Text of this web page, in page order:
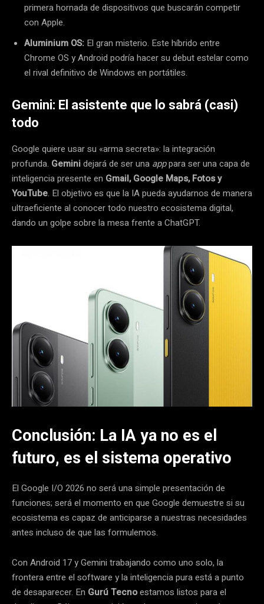
primera hornada de dispositivos que buscarán competir
con Apple.
Aluminium OS: El gran misterio. Este híbrido entre
Chrome OS y Android podría hacer su debut estelar como
el rival definitivo de Windows en portátiles.
Gemini: El asistente que lo sabrá (casi)
todo
Google quiere usar su «arma secreta»: la integración
profunda. Geminidejará de ser una apppara ser una capa de
inteligencia presente en Gmail, Google Maps, Fotos y
YouTube. El objetivo es que la IA pueda ayudarnos de manera
ultraeficiente al conocer todo nuestro ecosistema digital,
dando un golpe sobre la mesa frente a ChatGPT.
Conclusión: La IA ya no es el
futuro, es el sistema operativo
El Google I/O 2026 no será una simple presentación de
funciones; será el momento en que Google demuestre si su
ecosistema es capaz de anticiparse a nuestras necesidades
antes incluso de que las formulemos.
Con Android 17 y Gemini trabajando como uno solo, la
frontera entre el software y la inteligencia pura está a punto
de desaparecer. En Gurú Tecnoestamos listos para el